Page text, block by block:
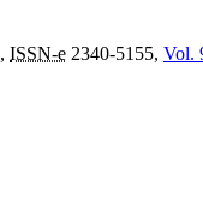
, ISSN-e 2340-5155, Vol.